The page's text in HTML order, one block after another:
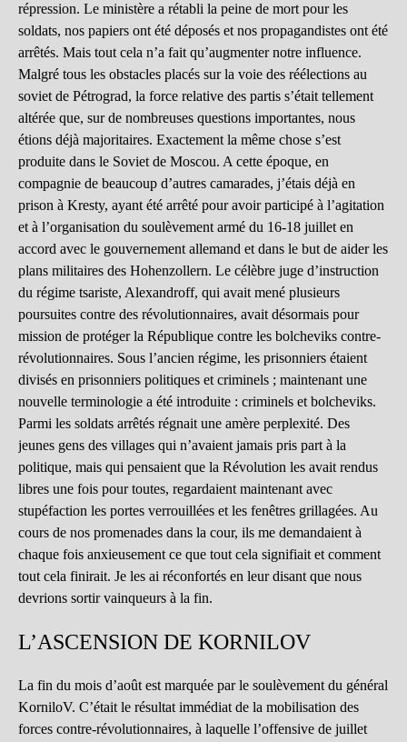
répression. Le ministère a rétabli la peine de mort pour les
soldats, nos papiers ont été déposés et nos propagandistes ont été
arrêtés. Mais tout cela n’a fait qu’augmenter notre influence.
Malgré tous les obstacles placés sur la voie des réélections au
soviet de Pétrograd, la force relative des partis s’était tellement
altérée que, sur de nombreuses questions importantes, nous
étions déjà majoritaires. Exactement la même chose s’est
produite dans le Soviet de Moscou. A cette époque, en
compagnie de beaucoup d’autres camarades, j’étais déjà en
prison à Kresty, ayant été arrêté pour avoir participé à l’agitation
et à l’organisation du soulèvement armé du 16-18 juillet en
accord avec le gouvernement allemand et dans le but de aider les
plans militaires des Hohenzollern. Le célèbre juge d’instruction
du régime tsariste, Alexandroff, qui avait mené plusieurs
poursuites contre des révolutionnaires, avait désormais pour
mission de protéger la République contre les bolcheviks contre-
révolutionnaires. Sous l’ancien régime, les prisonniers étaient
divisés en prisonniers politiques et criminels ; maintenant une
nouvelle terminologie a été introduite : criminels et bolcheviks.
Parmi les soldats arrêtés régnait une amère perplexité. Des
jeunes gens des villages qui n’avaient jamais pris part à la
politique, mais qui pensaient que la Révolution les avait rendus
libres une fois pour toutes, regardaient maintenant avec
stupéfaction les portes verrouillées et les fenêtres grillagées. Au
cours de nos promenades dans la cour, ils me demandaient à
chaque fois anxieusement ce que tout cela signifiait et comment
tout cela finirait. Je les ai réconfortés en leur disant que nous
devrions sortir vainqueurs à la fin.
L’ASCENSION DE KORNILOV
La fin du mois d’août est marquée par le soulèvement du général
KorniloV. C’était le résultat immédiat de la mobilisation des
forces contre-révolutionnaires, à laquelle l’offensive de juillet